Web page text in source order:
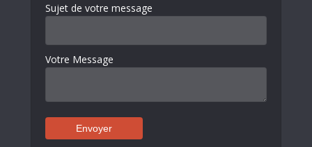
Sujet de votre message
Votre Message